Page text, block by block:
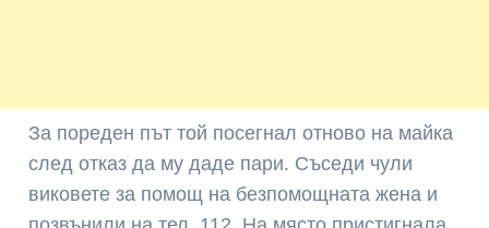
За пореден път той посегнал отново на майка
след отказ да му даде пари. Съседи чули
виковете за помощ на безпомощната жена и